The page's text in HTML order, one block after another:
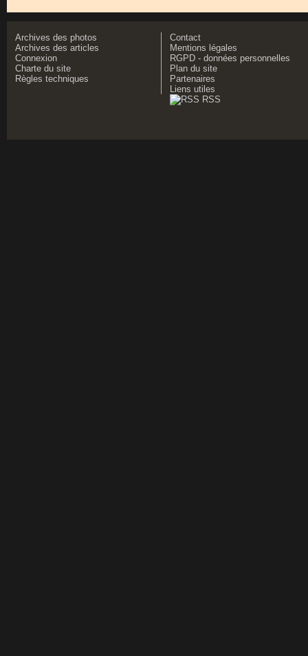
Archives des photos
Archives des articles
Connexion
Charte du site
Règles techniques
Contact
Mentions légales
RGPD - données personnelles
Plan du site
Partenaires
Liens utiles
RSS